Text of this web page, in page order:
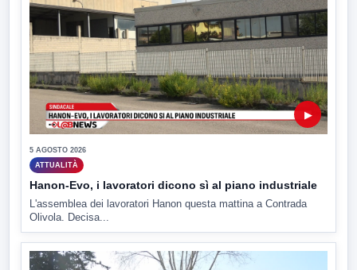
▶
5 AGOSTO 2026
ATTUALITÀ
Hanon-Evo, i lavoratori dicono sì al piano industriale
L'assemblea dei lavoratori Hanon questa mattina a Contrada
Olivola. Decisa...